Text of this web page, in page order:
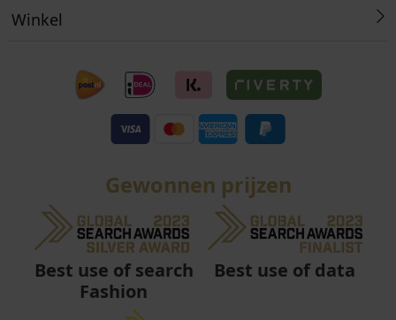
Winkel
Gewonnen prijzen
Best use of search
Fashion
Best use of data